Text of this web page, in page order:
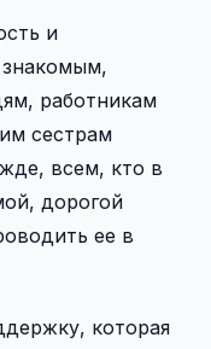
и
знакомым,
работникам
сестрам
всем, кто в
дорогой
ее в
которая